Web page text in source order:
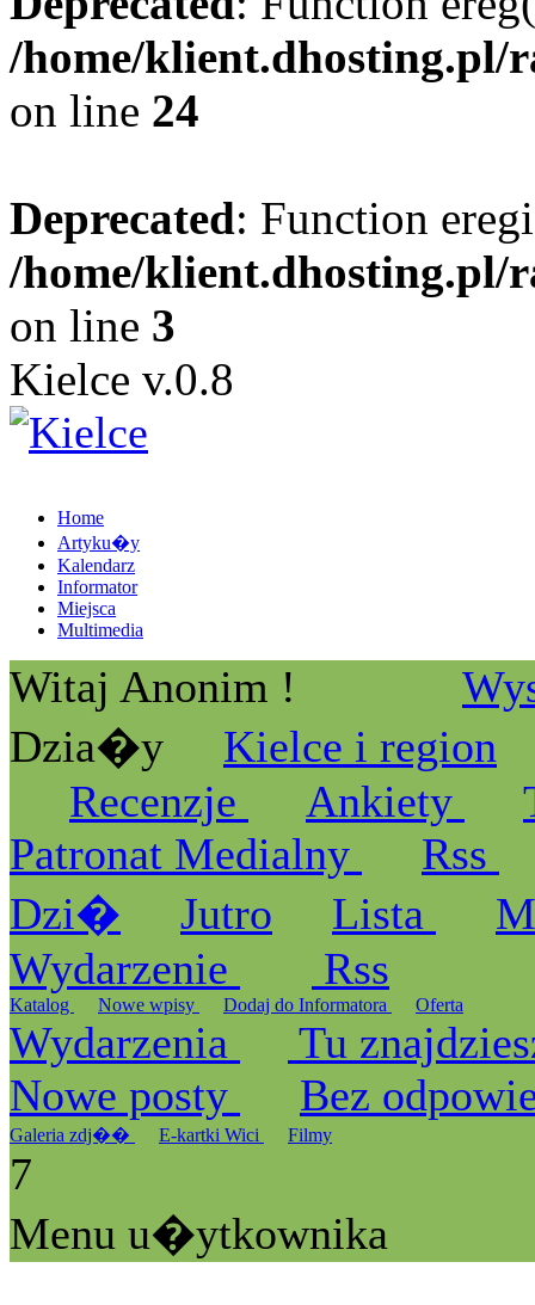
/home/klient.dhosting.pl/
on line 24
Deprecated: Function
/home/
on line 3
Kielce v.0.8
Home
Artyku�y
Kalendarz
Informator
Miejsca
Multimedia
Witaj Anonim !
Dzia�y
Kielce i region
Recenzje
Ankiety
Patronat Medialny
Rss
Dzi�
Jutro Lista
Wydarzenie
Rss
Katalog Nowe wpisy Dodaj do Informatora Oferta
Wydarzenia
Tu
Nowe posty
Bez
Galeria zdj�� E-kartki Wici Filmy
7
Menu u�ytkownika